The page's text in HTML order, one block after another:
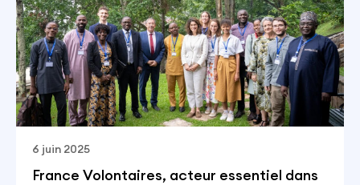
6 juin 2025
France Volontaires, acteur essentiel dans